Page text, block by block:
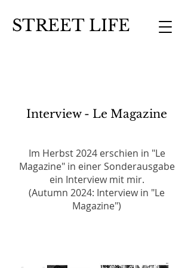
STREET LIFE
Interview - Le Magazine
Im Herbst 2024 erschien in "Le
Magazine" in einer Sonderausgabe
ein Interview mit mir.
(Autumn 2024: Interview in "Le
Magazine")